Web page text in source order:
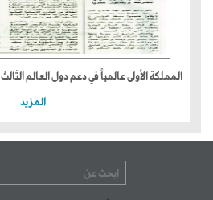
المملكة الأولى عالمياً في دعم دول العالم الثالث
المزيد